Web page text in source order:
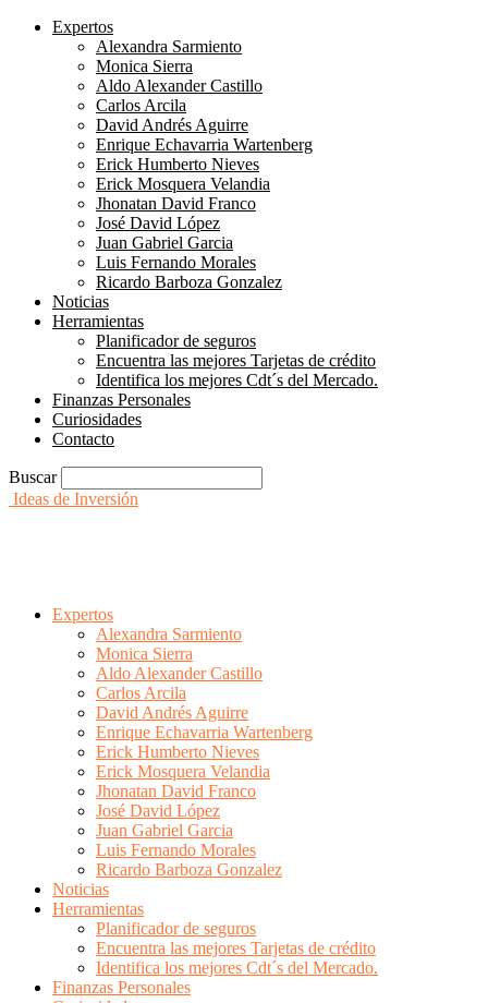
Expertos
Alexandra Sarmiento
Monica Sierra
Aldo Alexander Castillo
Carlos Arcila
David Andrés Aguirre
Enrique Echavarria Wartenberg
Erick Humberto Nieves
Erick Mosquera Velandia
Jhonatan David Franco
José David López
Juan Gabriel Garcia
Luis Fernando Morales
Ricardo Barboza Gonzalez
Noticias
Herramientas
Planificador de seguros
Encuentra las mejores Tarjetas de crédito
Identifica los mejores Cdt´s del Mercado.
Finanzas Personales
Curiosidades
Contacto
Buscar
Ideas de Inversión
Expertos
Alexandra Sarmiento
Monica Sierra
Aldo Alexander Castillo
Carlos Arcila
David Andrés Aguirre
Enrique Echavarria Wartenberg
Erick Humberto Nieves
Erick Mosquera Velandia
Jhonatan David Franco
José David López
Juan Gabriel Garcia
Luis Fernando Morales
Ricardo Barboza Gonzalez
Noticias
Herramientas
Planificador de seguros
Encuentra las mejores Tarjetas de crédito
Identifica los mejores Cdt´s del Mercado.
Finanzas Personales